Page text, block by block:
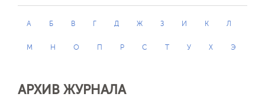
А Б В Г Д Ж З И К Л
М Н О П Р С Т У Х Э
АРХИВ ЖУРНАЛА